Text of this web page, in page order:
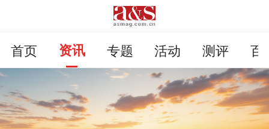
首页 资讯 专题 活动 测评 百